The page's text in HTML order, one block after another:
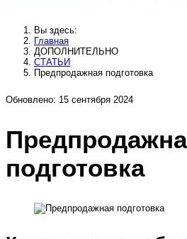
Вы здесь:
Главная
ДОПОЛНИТЕЛЬНО
СТАТЬИ
Предпродажная подготовка
Обновлено: 15 сентября 2024
подготовка